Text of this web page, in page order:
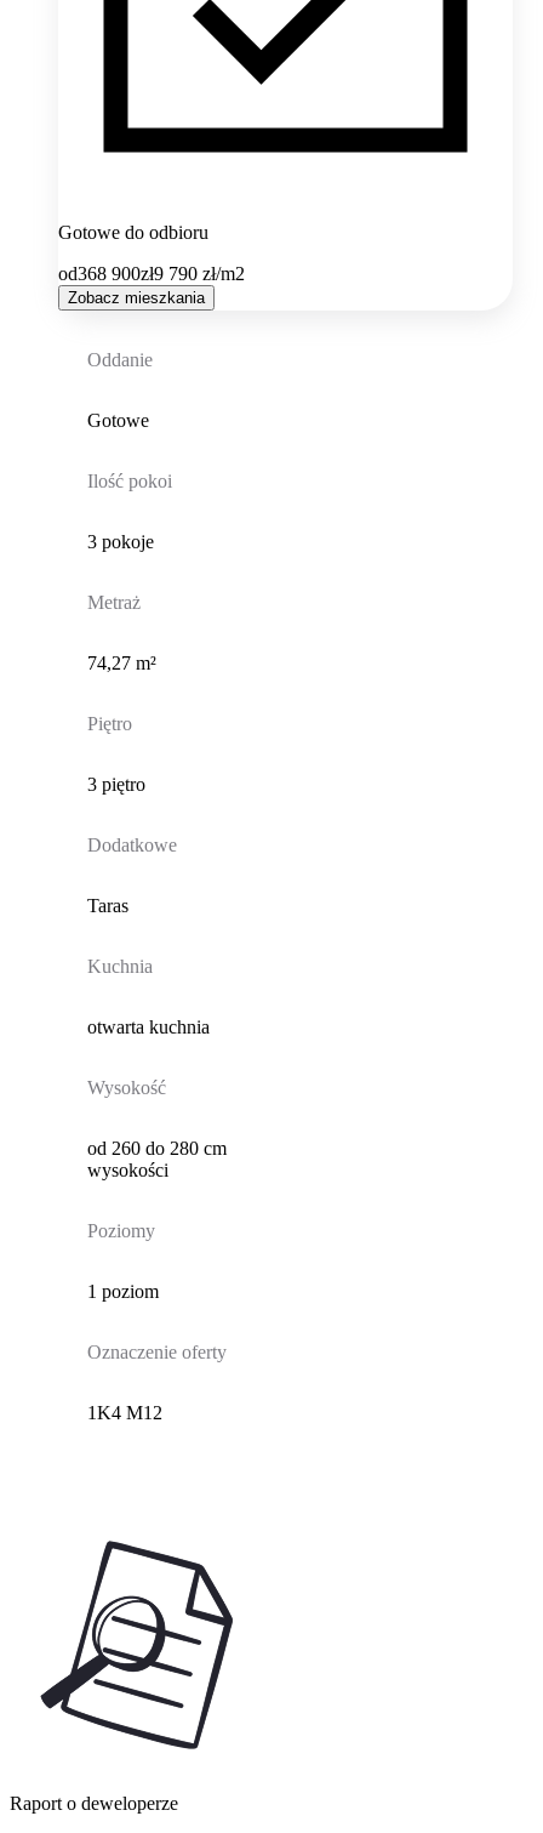
Gotowe do odbioru
od368 900zł9 790 zł/m2
Zobacz mieszkania
Oddanie
Gotowe
Ilość pokoi
3 pokoje
Metraż
74,27 m²
Piętro
3 piętro
Dodatkowe
Taras
Kuchnia
otwarta kuchnia
Wysokość
od 260 do 280 cm
wysokości
Poziomy
1 poziom
Oznaczenie oferty
1K4 M12
Raport o deweloperze